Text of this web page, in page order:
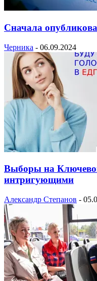
Сначала
Черника - 06.09.2024
Выборы на
интригующими
Александр Степанов -